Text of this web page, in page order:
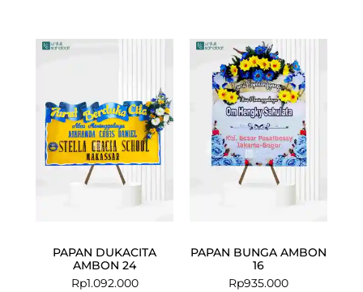
PAPAN DUKACITA
AMBON 24
Rp1.092.000
PAPAN BUNGA AMBON
16
Rp935.000